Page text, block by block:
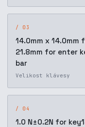
/ 03
14.0mm x 14.0mm
21.8mm for enter
bar
Velikost klávesy
/ 04
1.0 N±0.2N for